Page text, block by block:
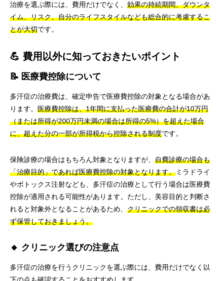
治療を選ぶ際には、費用だけでなく、 効果の持続期間、ダウンタ
イム、リスク、自分のライフスタイルなども総合的に考慮するこ
とが大切です。
💪 費用以外に知っておきたいポイント
📝 医療費控除について
多汗症の治療費は、確定申告で医療費控除の対象となる場合があ
ります。 医療費控除は、1年間に支払った医療費の合計が10万円
（または所得が200万円未満の場合は所得の5%）を超えた場合
に、超えた分の一部が所得税から控除される制度です。
保険診療の場合はもちろん対象となりますが、 自費診療の場合も
「治療目的」であれば医療費控除の対象となります。ミラドライ
やボトックス注射なども、多汗症の治療として行う場合は医療費
控除が適用される可能性があります。ただし、美容目的と判断さ
れると対象外となることがあるため、 クリニックでの領収書は必
ず保管しておきましょう。
🔸 クリニック選びの注意点
多汗症の治療を行うクリニックを選ぶ際には、費用だけでなく以